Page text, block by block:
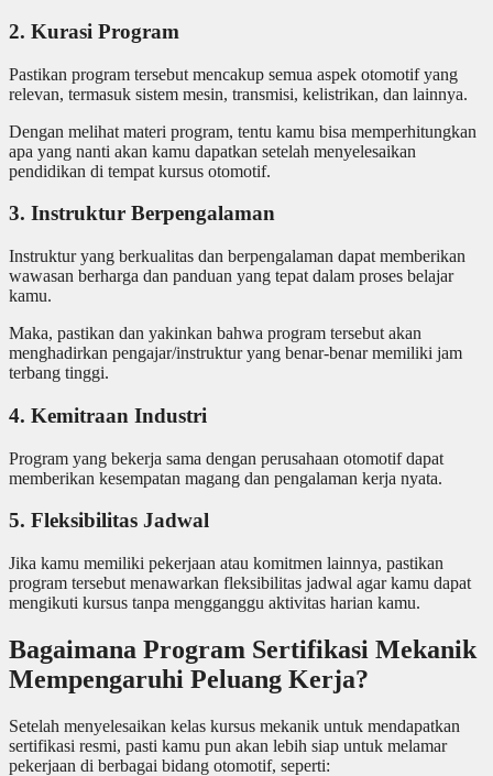
2. Kurasi Program
Pastikan program tersebut mencakup semua aspek otomotif yang
relevan, termasuk sistem mesin, transmisi, kelistrikan, dan lainnya.
Dengan melihat materi program, tentu kamu bisa memperhitungkan
apa yang nanti akan kamu dapatkan setelah menyelesaikan
pendidikan di tempat kursus otomotif.
3. Instruktur Berpengalaman
Instruktur yang berkualitas dan berpengalaman dapat memberikan
wawasan berharga dan panduan yang tepat dalam proses belajar
kamu.
Maka, pastikan dan yakinkan bahwa program tersebut akan
menghadirkan pengajar/instruktur yang benar-benar memiliki jam
terbang tinggi.
4. Kemitraan Industri
Program yang bekerja sama dengan perusahaan otomotif dapat
memberikan kesempatan magang dan pengalaman kerja nyata.
5. Fleksibilitas Jadwal
Jika kamu memiliki pekerjaan atau komitmen lainnya, pastikan
program tersebut menawarkan fleksibilitas jadwal agar kamu dapat
mengikuti kursus tanpa mengganggu aktivitas harian kamu.
Bagaimana Program Sertifikasi Mekanik
Mempengaruhi Peluang Kerja?
Setelah menyelesaikan kelas kursus mekanik untuk mendapatkan
sertifikasi resmi, pasti kamu pun akan lebih siap untuk melamar
pekerjaan di berbagai bidang otomotif, seperti: